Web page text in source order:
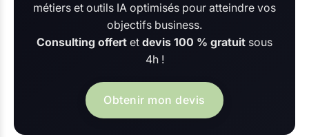
métiers et outils IA optimisés pour atteindre vos
objectifs business.
Consulting offert et devis 100 % gratuit sous
4h !
Obtenir mon devis